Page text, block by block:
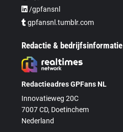
/gpfansnl
gpfansnl.tumblr.com
Redactie & bedrijfsinformatie
Redactieadres GPFans NL
Innovatieweg 20C
7007 CD, Doetinchem
Nederland